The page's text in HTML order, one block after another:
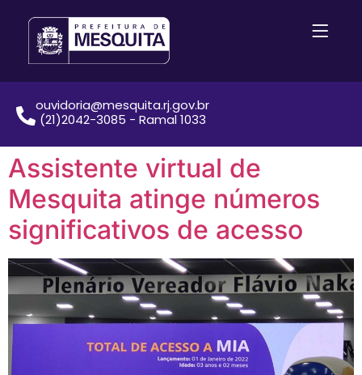
ouvidoria@mesquita.rj.gov.br
(21)2042-3085 - Ramal 1033
Assistente virtual de
Mesquita atinge números
significativos de acesso